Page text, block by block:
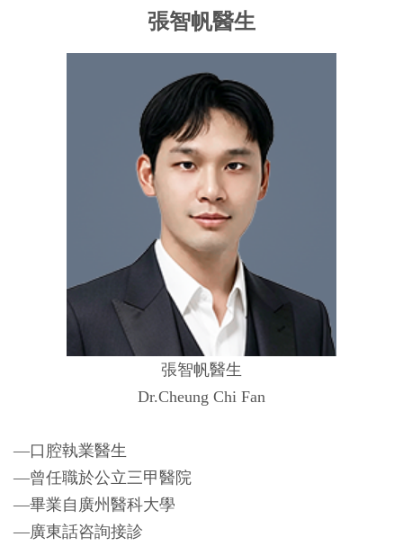
張智帆醫生
張智帆醫生
Dr.Cheung Chi Fan
—口腔執業醫生
—曾任職於公立三甲醫院
—畢業自廣州醫科大學
—廣東話咨詢接診